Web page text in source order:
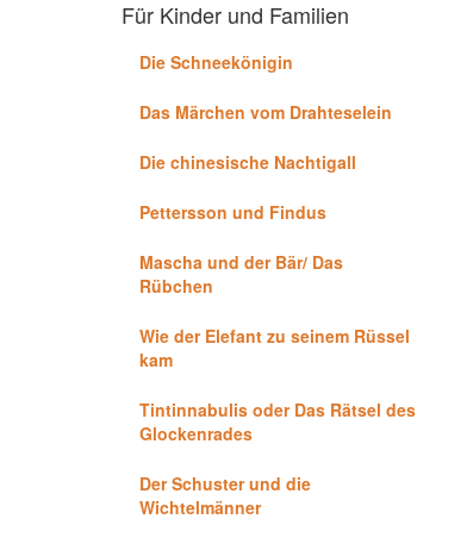
Für Kinder und Familien
Die Schneekönigin
Das Märchen vom Drahteselein
Die chinesische Nachtigall
Pettersson und Findus
Mascha und der Bär/ Das
Rübchen
Wie der Elefant zu seinem Rüssel
kam
Tintinnabulis oder Das Rätsel des
Glockenrades
Der Schuster und die
Wichtelmänner